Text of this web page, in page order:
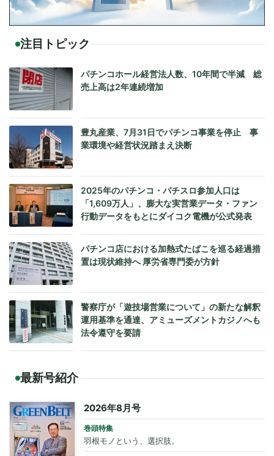
注目トピック
パチンコホール経営法人数、10年間で半減 総
売上高は2年連続増加
豊丸産業、7月31日でパチンコ事業を停止 事
業環境や経営状況踏まえ決断
2025年のパチンコ・パチスロ参加人口は
「1,609万人」、膨大な実営業データ・ファン
行動データをもとにダイコク電機が公式発表
パチンコ店における加熱式たばこを巡る経過措
置は現状維持へ 厚労省専門委が方針
警察庁が「遊技場営業について」の新たな解釈
運用基準を通達、アミューズメントカジノへも
法令遵守を要請
最新号紹介
2026年8月号
巻頭特集
羽根モノという、選択肢。